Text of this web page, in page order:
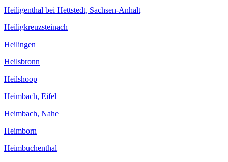
Heiligenthal bei Hettstedt, Sachsen-Anhalt
Heiligkreuzsteinach
Heilingen
Heilsbronn
Heilshoop
Heimbach, Eifel
Heimbach, Nahe
Heimborn
Heimbuchenthal